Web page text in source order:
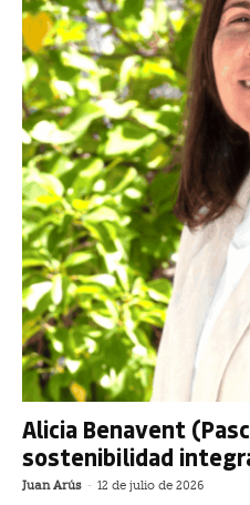
Alicia Benavent
sostenibilidad
Juan Arús - 12 de julio de 2026